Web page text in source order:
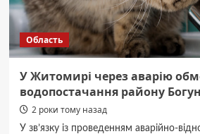
Область
У Житомирі через аварію
водопостачання району
2 роки тому назад
У зв’язку із проведенням аварійно-